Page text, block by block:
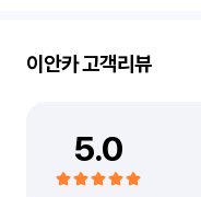
이안카고객리뷰
5.0